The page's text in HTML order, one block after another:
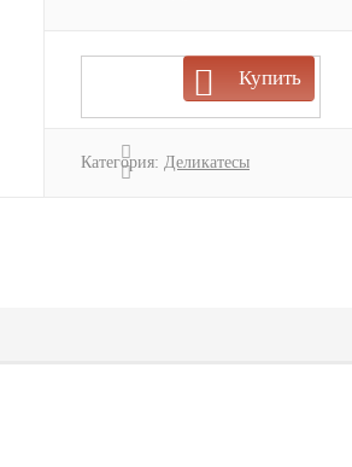
Купить
Категория: Деликатесы